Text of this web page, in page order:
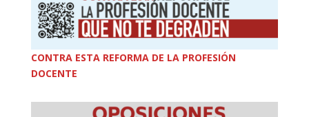
CONTRA ESTA REFORMA DE LA PROFESIÓN
DOCENTE